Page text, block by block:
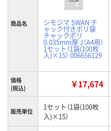
商品名 シモジマ SWAN チ
ャック付きポリ袋
チャックポリ
0.035mm厚 J（A4用）
1セット（1袋(100枚
入)×15） 006656129
価格
(税込)
￥17,674
販売単位
1セット（1袋(100枚
入)×15）